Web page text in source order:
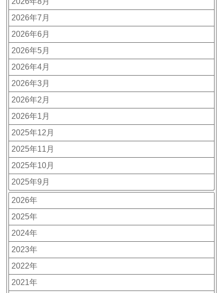
2026年7月
2026年6月
2026年5月
2026年4月
2026年3月
2026年2月
2026年1月
2025年12月
2025年11月
2025年10月
2025年9月
2026年
2025年
2024年
2023年
2022年
2021年